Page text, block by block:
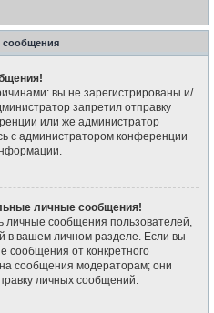
вы не зарегистрированы и/
запретил отправку
или же администратор
с администратором конференции
личные сообщения!
личные сообщения пользователей,
в вашем личном разделе. Если вы
сообщения от конкретного
сообщения модераторам; они
личных сообщений.